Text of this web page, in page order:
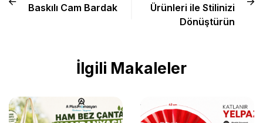
Baskılı Cam Bardak
Ürünleri ile Stilinizi
Dönüştürün
İlgili Makaleler